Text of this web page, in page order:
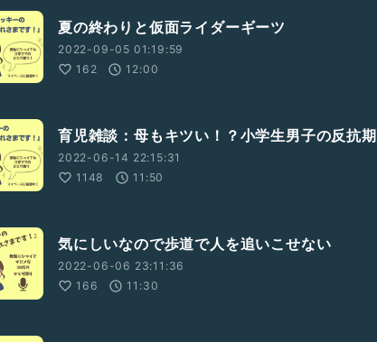
夏の終わりと仮面ライダーギーツ
2022-09-05 01:19:59
162
12:00
育児雑談：母もキツい！？小学生男子の反抗期
2022-06-14 22:15:31
1148
11:50
気にしいなので歩道で人を追いこせない
2022-06-06 23:11:36
166
11:30